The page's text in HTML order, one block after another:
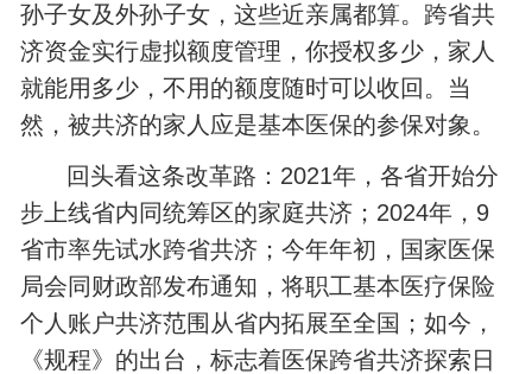
孙子女及外孙子女，这些近亲属都算。跨省共
济资金实行虚拟额度管理，你授权多少，家人
就能用多少，不用的额度随时可以收回。当
然，被共济的家人应是基本医保的参保对象。
回头看这条改革路：2021年，各省开始分
步上线省内同统筹区的家庭共济；2024年，9
省市率先试水跨省共济；今年年初，国家医保
局会同财政部发布通知，将职工基本医疗保险
个人账户共济范围从省内拓展至全国；如今，
《规程》的出台，标志着医保跨省共济探索日